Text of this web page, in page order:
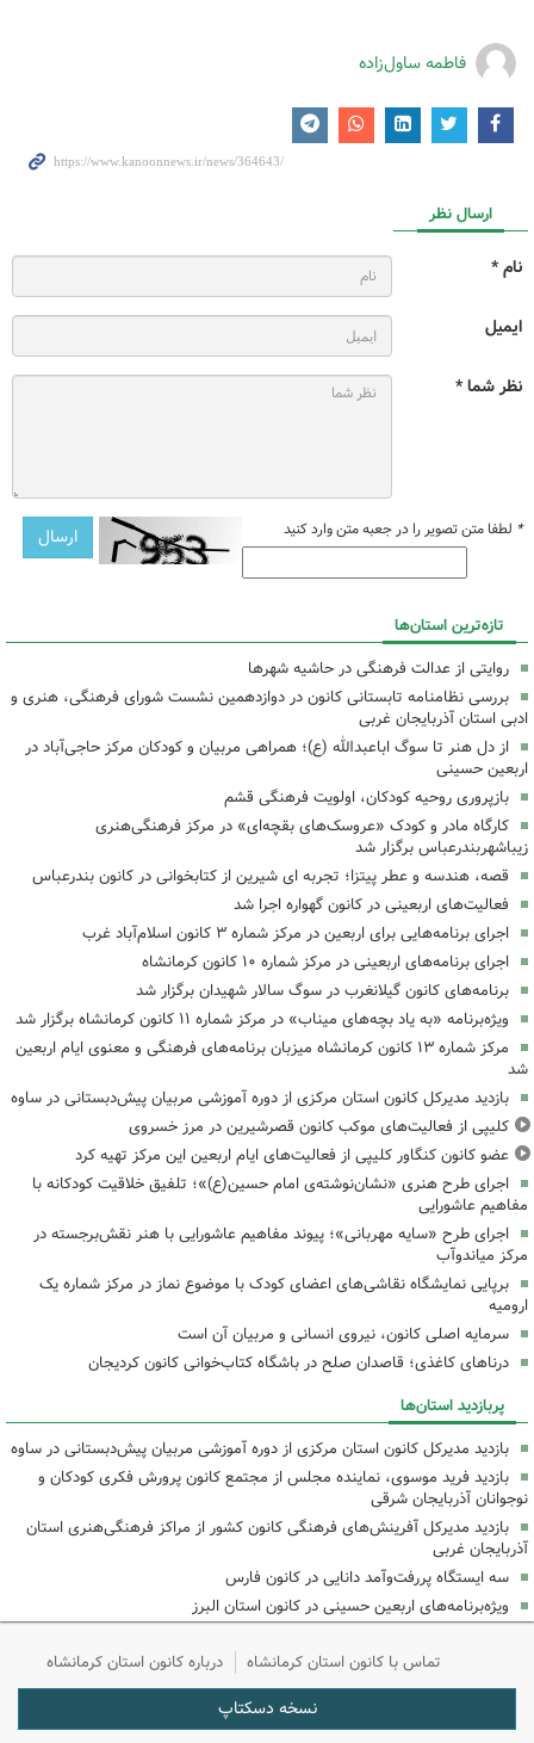
فاطمه ساول‌زاده
ارسال نظر
نام *
ایمیل
نظر شما *
* لطفا متن تصویر را در جعبه متن وارد کنید
تازه‌ترین استان‌ها
روایتی از عدالت فرهنگی در حاشیه شهرها
بررسی نظامنامه تابستانی کانون در دوازدهمین نشست شورای فرهنگی، هنری و
ادبی استان آذربایجان غربی
از دل هنر تا سوگ اباعبدالله (ع)؛ همراهی مربیان و کودکان مرکز حاجی‌آباد در
اربعین حسینی
بازپروری روحیه کودکان، اولویت فرهنگی قشم
کارگاه مادر و کودک «عروسک‌های بقچه‌ای» در مرکز فرهنگی‌هنری
زیباشهربندرعباس برگزار شد
قصه، هندسه و عطر پیتزا؛ تجربه ای شیرین از کتابخوانی در کانون بندرعباس
فعالیت‌های اربعینی در کانون گهواره اجرا شد
اجرای برنامه‌هایی برای اربعین در مرکز شماره ۳ کانون اسلام‌آباد غرب
اجرای برنامه‌های اربعینی در مرکز شماره ۱۰ کانون کرمانشاه
برنامه‌های کانون گیلانغرب در سوگ سالار شهیدان برگزار شد
ویژه‌برنامه «به یاد بچه‌های میناب» در مرکز شماره ۱۱ کانون کرمانشاه برگزار شد
مرکز شماره ۱۳ کانون کرمانشاه میزبان برنامه‌های فرهنگی و معنوی ایام اربعین
شد
بازدید مدیرکل کانون استان مرکزی از دوره آموزشی مربیان پیش‌دبستانی در ساوه
کلیپی از فعالیت‌های موکب کانون قصرشیرین در مرز خسروی
عضو کانون کنگاور کلیپی از فعالیت‌های ایام اربعین این مرکز تهیه کرد
اجرای طرح هنری «نشان‌نوشته‌ی امام حسین(ع)»؛ تلفیق خلاقیت کودکانه با
مفاهیم عاشورایی
اجرای طرح «سایه مهربانی»؛ پیوند مفاهیم عاشورایی با هنر نقش‌برجسته در
مرکز میاندوآب
برپایی نمایشگاه نقاشی‌های اعضای کودک با موضوع نماز در مرکز شماره یک
ارومیه
سرمایه اصلی کانون، نیروی انسانی و مربیان آن است
درناهای کاغذی؛ قاصدان صلح در باشگاه کتاب‌خوانی کانون کردیجان
پربازدید استان‌ها
بازدید مدیرکل کانون استان مرکزی از دوره آموزشی مربیان پیش‌دبستانی در ساوه
بازدید فرید موسوی، نماینده مجلس از مجتمع کانون پرورش فکری کودکان و
نوجوانان آذربایجان شرقی
بازدید مدیرکل آفرینش‌های فرهنگی کانون کشور از مراکز فرهنگی‌هنری استان
آذربایجان غربی
سه ایستگاه پررفت‌وآمد دانایی در کانون فارس
ویژه‌برنامه‌های اربعین حسینی در کانون استان البرز
تماس با کانون استان کرمانشاه درباره کانون استان کرمانشاه
نسخه دسکتاپ